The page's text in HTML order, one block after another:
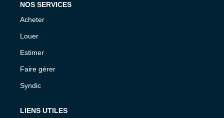
NOS SERVICES
Acheter
Louer
Estimer
Faire gérer
Syndic
LIENS UTILES